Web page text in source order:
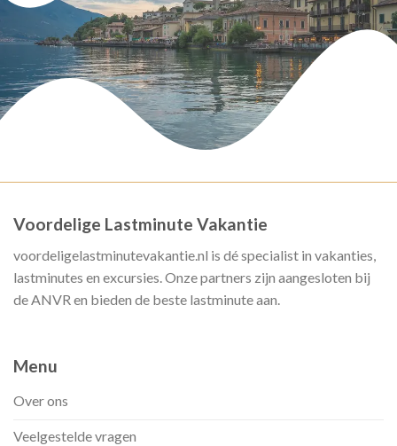
Voordelige Lastminute Vakantie
voordeligelastminutevakantie.nl is dé specialist in vakanties,
lastminutes en excursies. Onze partners zijn aangesloten bij
de ANVR en bieden de beste lastminute aan.
Menu
Over ons
Veelgestelde vragen